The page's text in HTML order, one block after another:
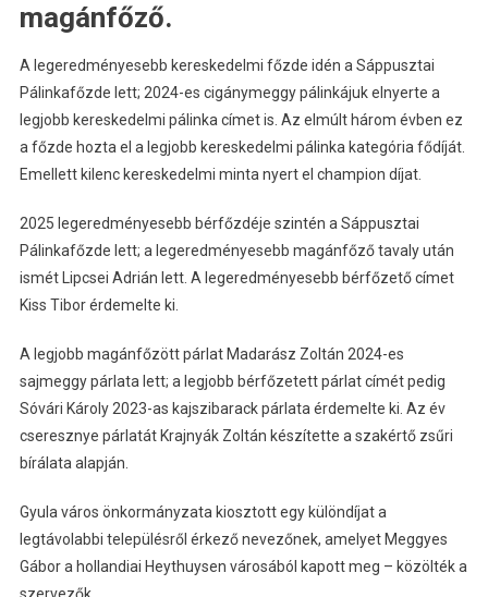
magánfőző.
A legeredményesebb kereskedelmi főzde idén a Sáppusztai
Pálinkafőzde lett; 2024-es cigánymeggy pálinkájuk elnyerte a
legjobb kereskedelmi pálinka címet is. Az elmúlt három évben ez
a főzde hozta el a legjobb kereskedelmi pálinka kategória fődíját.
Emellett kilenc kereskedelmi minta nyert el champion díjat.
2025 legeredményesebb bérfőzdéje szintén a Sáppusztai
Pálinkafőzde lett; a legeredményesebb magánfőző tavaly után
ismét Lipcsei Adrián lett. A legeredményesebb bérfőzető címet
Kiss Tibor érdemelte ki.
A legjobb magánfőzött párlat Madarász Zoltán 2024-es
sajmeggy párlata lett; a legjobb bérfőzetett párlat címét pedig
Sóvári Károly 2023-as kajszibarack párlata érdemelte ki. Az év
cseresznye párlatát Krajnyák Zoltán készítette a szakértő zsűri
bírálata alapján.
Gyula város önkormányzata kiosztott egy különdíjat a
legtávolabbi településről érkező nevezőnek, amelyet Meggyes
Gábor a hollandiai Heythuysen városából kapott meg – közölték a